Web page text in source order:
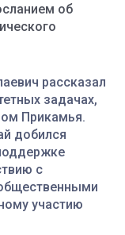
об
рассказал
задачах,
Прикамья.
добился
с
участию